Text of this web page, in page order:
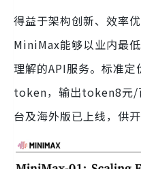
得益于架构创新、效率
MiniMax能够以业内最
理解的API服务。标准
token，输出token8元/
台及海外版已上线，供